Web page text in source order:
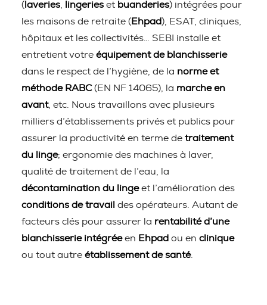
( laveries lingeries et buanderies) intégrées pour
les maisons de retraite (Ehpad), ESAT, cliniques,
hôpitaux et les collectivités… SEBI installe et
entretient votre équipement de blanchisserie
dans le respect de l’hygiène, de la norme et
méthode RABC(EN NF 14065), la marche en
avant, etc. Nous travaillons avec plusieurs
milliers d’établissements privés et publics pour
assurer la productivité en terme de traitement
du linge; ergonomie des machines à laver,
qualité de traitement de l’eau, la
décontamination du lingeet l’amélioration des
conditions de travail des opérateurs. Autant de
facteurs clés pour assurer la rentabilité d’une
blanchisserie intégréeen Ehpad ou en clinique
ou tout autre établissement de santé.